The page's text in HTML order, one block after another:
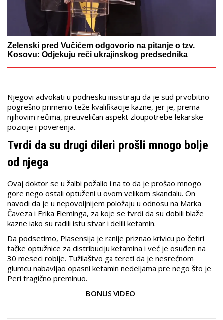
Zelenski pred Vučićem odgovorio na pitanje o tzv.
Kosovu: Odjekuju reči ukrajinskog predsednika
Njegovi advokati u podnesku insistiraju da je sud prvobitno
pogrešno primenio teže kvalifikacije kazne, jer je, prema
njihovim rečima, preuveličan aspekt zloupotrebe lekarske
pozicije i poverenja.
Tvrdi da su drugi dileri prošli mnogo bolje
od njega
Ovaj doktor se u žalbi požalio i na to da je prošao mnogo
gore nego ostali optuženi u ovom velikom skandalu. On
navodi da je u nepovoljnijem položaju u odnosu na Marka
Čaveza i Erika Fleminga, za koje se tvrdi da su dobili blaže
kazne iako su radili istu stvar i delili ketamin.
Da podsetimo, Plasensija je ranije priznao krivicu po četiri
tačke optužnice za distribuciju ketamina i već je osuđen na
30 meseci robije. Tužilaštvo ga tereti da je nesrećnom
glumcu nabavljao opasni ketamin nedeljama pre nego što je
Peri tragično preminuo.
BONUS VIDEO